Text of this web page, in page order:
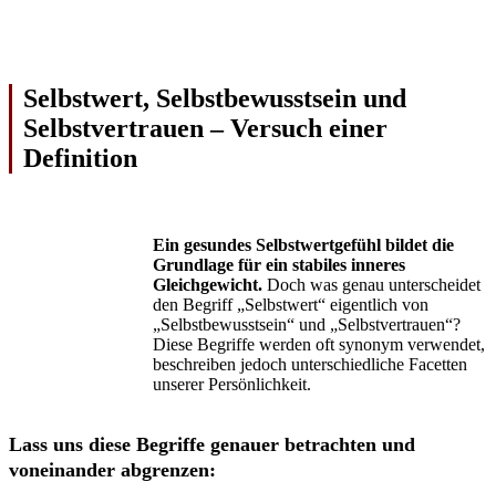
Selbstwert, Selbstbewusstsein und
Selbstvertrauen – Versuch einer
Definition
Ein gesundes Selbstwertgefühl bildet die
Grundlage für ein stabiles inneres
Gleichgewicht. Doch was genau unterscheidet
den Begriff „Selbstwert“ eigentlich von
„Selbstbewusstsein“ und „Selbstvertrauen“?
Diese Begriffe werden oft synonym verwendet,
beschreiben jedoch unterschiedliche Facetten
unserer Persönlichkeit.
Lass uns diese Begriffe genauer betrachten und
voneinander abgrenzen: